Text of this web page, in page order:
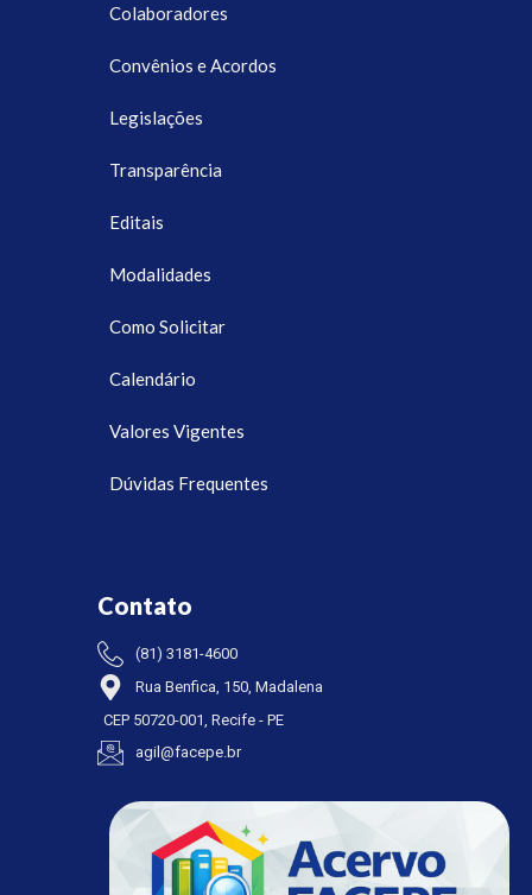
Colaboradores
Convênios e Acordos
Legislações
Transparência
Editais
Modalidades
Como Solicitar
Calendário
Valores Vigentes
Dúvidas Frequentes
Contato
(81) 3181-4600
Rua Benfica, 150, Madalena
CEP 50720-001, Recife - PE
agil@facepe.br